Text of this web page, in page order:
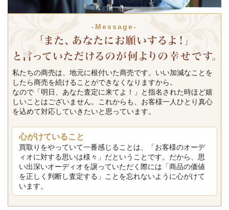
-Message-
私たちの商売は、地元に根付いた商売です。いい加減なことを
したら商売を続けることができなくなりますから。
なので「明日、あなた査定に来てよ！」と指名された時ほど嬉
しいことはございません。これからも、お客様一人ひとり真心
を込めて対応していきたいと思っています。
心がけていること
買取りをやっていて一番感じることは、「お客様のオーデ
ィオに対する思いは様々」だということです。だから、思
い出深いオーディオを譲っていただく際には「商品の価値
を正しく判断し査定する」ことを忘れないように心がけて
います。